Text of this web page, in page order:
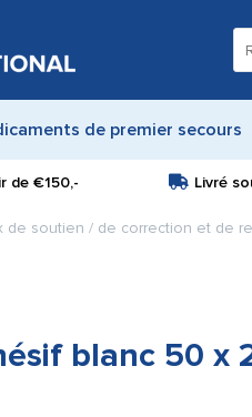
de premier secours
de €150,- Livré
de soutien / de correction et de
blanc 50 x